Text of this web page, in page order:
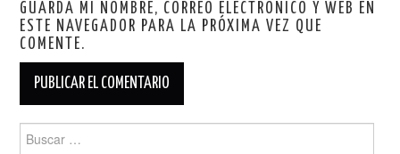
GUARDA MI NOMBRE, CORREO ELECTRÓNICO Y WEB EN
ESTE NAVEGADOR PARA LA PRÓXIMA VEZ QUE
COMENTE.